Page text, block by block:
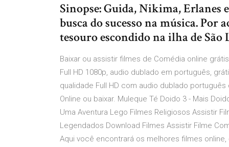
Sinopse: Guida, Nikima, Erlanes
busca do sucesso na música. Por
tesouro escondido na ilha de
Baixar ou assistir filmes de Comédia online
Full HD 1080p, audio dublado em português,
qualidade Full HD com audio dublado
Online ou baixar. Muleque Té Doido 3 - Mais
Uma Aventura Lego Filmes Religiosos Assistir
Legendados Download Filmes Assistir Filme
Aqui você encontrará os melhores filmes